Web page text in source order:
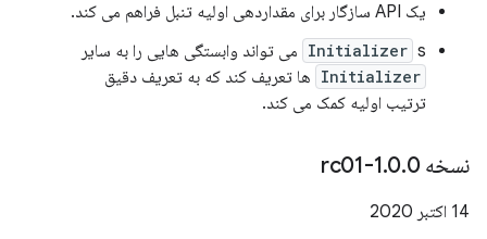
یک API سازگار برای مقداردهی اولیه تنبل فراهم می کند.
Initializer s می تواند وابستگی هایی را به سایر
Initializer ها تعریف کند که به تعریف دقیق
ترتیب اولیه کمک می کند.
نسخه 1 .0.0-rc01
14 اکتبر 2020